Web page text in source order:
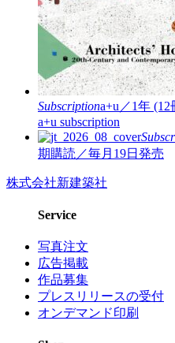
Subscriptiona+u／1年 (12
a+u subscription
期購読／毎月19日発売
株式会社新建築社
Service
写真注文
広告掲載
作品募集
プレスリリースの受付
オンデマンド印刷